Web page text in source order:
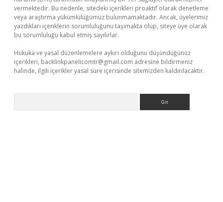
vermektedir. Bu nedenle, sitedeki içerikleri proaktif olarak denetleme
veya araştırma yükümlülüğümüz bulunmamaktadır. Ancak, üyelerimiz
yazdıkları içeriklerin sorumluluğunu taşımakta olup, siteye üye olarak
bu sorumluluğu kabul etmiş sayılırlar.
Hukuka ve yasal düzenlemelere aykırı olduğunu düşündüğünüz
içerikleri, backlinkpanelicomtr@gmail.com adresine bildirmeniz
halinde, ilgili içerikler yasal süre içerisinde sitemizden kaldırılacaktır.